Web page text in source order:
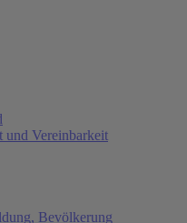
und Vereinbarkeit
Bevölkerung